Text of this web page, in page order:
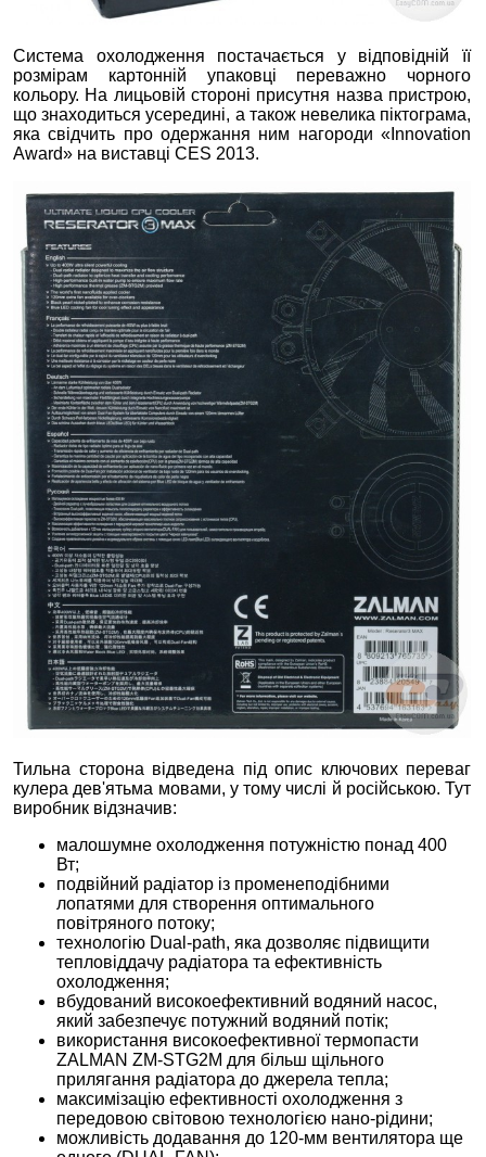
Система охолодження постачається у відповідній її
розмірам картонній упаковці переважно чорного
кольору. На лицьовій стороні присутня назва пристрою,
що знаходиться усередині, а також невелика піктограма,
яка свідчить про одержання ним нагороди «Innovation
Award» на виставці CES 2013.
Тильна сторона відведена під опис ключових переваг
кулера дев'ятьма мовами, у тому числі й російською. Тут
виробник відзначив:
малошумне охолодження потужністю понад 400
Вт;
подвійний радіатор із променеподібними
лопатями для створення оптимального
повітряного потоку;
технологію Dual-path, яка дозволяє підвищити
тепловіддачу радіатора та ефективність
охолодження;
вбудований високоефективний водяний насос,
який забезпечує потужний водяний потік;
використання високоефективної термопасти
ZALMAN ZM-STG2M для більш щільного
прилягання радіатора до джерела тепла;
максимізацію ефективності охолодження з
передовою світовою технологією нано-рідини;
можливість додавання до 120-мм вентилятора ще